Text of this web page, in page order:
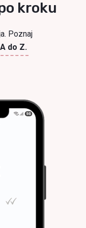
kroku
Poznaj
do Z.